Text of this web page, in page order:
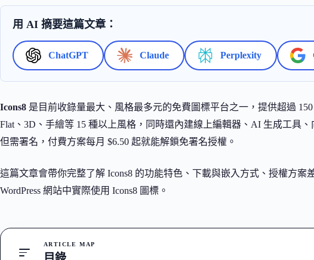
用 AI 摘要這篇文章：
ChatGPT Claude Perplexity
Icons8 是目前收錄量最大、風格最多元的免費圖標平台之一，提供超過
Flat、3D、手繪等 15 種以上風格，同時還內建線上編輯器、AI 生成工具
但需署名，付費方案每月 $6.50 起就能解鎖免署名授權。
這篇文章會帶你完整了解 Icons8 的功能特色、下載與嵌入方式、授權方案
WordPress 網站中實際使用 Icons8 圖標。
ARTICLE MAP